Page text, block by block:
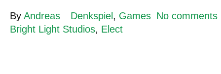
By Andreas Denkspiel , Games No comments
Bright Light Studios, Elect